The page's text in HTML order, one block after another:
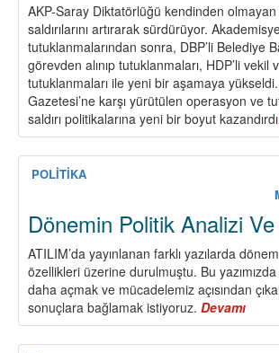
AKP-Saray Diktatörlüğü kendinden olmayan
saldırılarını artırarak sürdürüyor.
tutuklanmalarından sonra, DBP’li Belediye
görevden alınıp tutuklanmaları, HDP’li vekil
tutuklanmaları ile yeni bir aşamaya
Gazetesi’ne karşı yürütülen operasyon ve
saldırı politikalarına yeni bir boyut
POLİTİKA
Dönemin Politik Analizi
ATILIM’da yayınlanan farklı yazılarda
özellikleri üzerine durulmuştu. Bu
daha açmak ve mücadelemiz açısından
sonuçlara bağlamak istiyoruz. Devamı